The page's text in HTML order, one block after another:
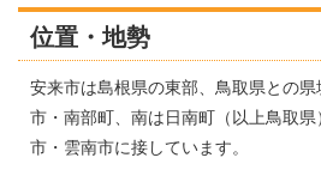
位置・地勢
安来市は島根県の東部、鳥取県との
市・南部町、南は日南町（以上鳥取
市・雲南市に接しています。